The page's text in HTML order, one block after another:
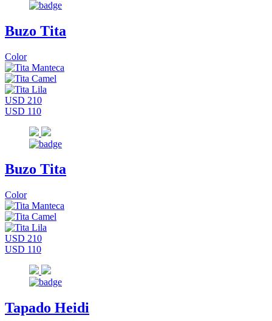
Buzo Tita
Color
USD 210
USD 110
Buzo Tita
Color
USD 210
USD 110
Tapado Heidi